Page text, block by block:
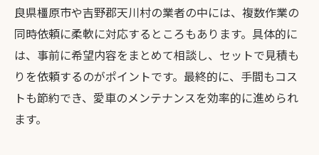
良県橿原市や吉野郡天川村の業者の中には、複数作業の
同時依頼に柔軟に対応するところもあります。具体的に
は、事前に希望内容をまとめて相談し、セットで見積も
りを依頼するのがポイントです。最終的に、手間もコス
トも節約でき、愛車のメンテナンスを効率的に進められ
ます。